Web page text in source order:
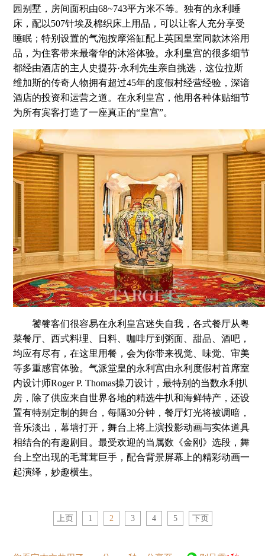
园别墅，房间面积由68~743平方米不等。独有的永利睡
床，配以507针埃及棉织床上用品，可以让客人充分享受
睡眠；特别设置的气泡按摩浴缸配上英国皇室同款沐浴用
品，为住客带来最奢华的沐浴体验。永利皇宫的很多细节
都经由酒店的主人史提芬·永利先生亲自挑选，这位拉斯
维加斯的传奇人物拥有超过45年的度假村经营经验，深谙
酒店的投资和运营之道。在永利皇宫，他用各种体贴细节
为所有宾客打造了一座真正的“皇宫”。
饕餮客们很容易在永利皇宫迷失自我，各式餐厅从粤
菜餐厅、西式料理、日料、咖啡厅到粥面、甜品、酒吧，
均应有尽有，在这里用餐，会为你带来视觉、味觉、审美
等多重感官体验。气派堂皇的永利宫由永利度假村首席室
内设计师Roger P. Thomas操刀设计，最特别的当数永利扒
房，除了供应来自世界各地的精选牛扒和海鲜特产，还设
置有特别定制的舞台，每隔30分钟，餐厅灯光将被调暗，
音乐淡出，幕墙打开，舞台上将上演投影动画与实体道具
相结合的有趣剧目。最受欢迎的当属数《金刚》选段，舞
台上空出现的毛茸茸巨手，配合背景屏幕上的精彩动画一
起演绎，妙趣横生。
上页 1 2 3 4 5 下页